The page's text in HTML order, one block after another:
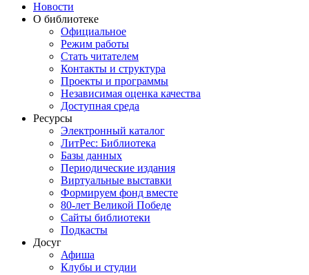
Новости
О библиотеке
Официальное
Режим работы
Стать читателем
Контакты и структура
Проекты и программы
Независимая оценка качества
Доступная среда
Ресурсы
Электронный каталог
ЛитРес: Библиотека
Базы данных
Периодические издания
Виртуальные выставки
Формируем фонд вместе
80-лет Великой Победе
Сайты библиотеки
Подкасты
Досуг
Афиша
Клубы и студии